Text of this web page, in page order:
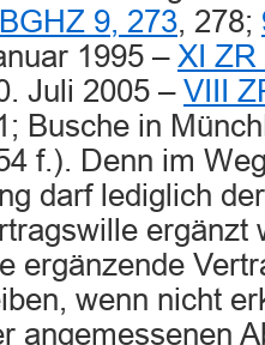
BGHZ 9, 273, 278;
1995 – XI ZR
Juli 2005 – VIII
Busche in
f.). Denn im
darf lediglich
ergänzende
wenn nicht
angemessenen